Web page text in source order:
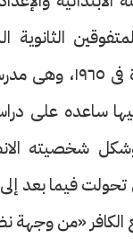
الثانوية
شمس فى القاهرة
ساعده على
شخصيته
تحولت فيما
«من وجهة